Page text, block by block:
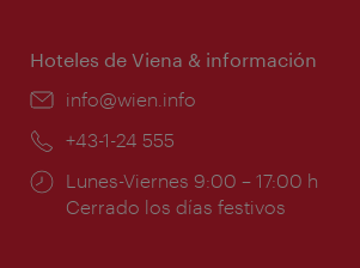
Hoteles de Viena & información
e-
info@wien.info
Teléfono:
+43-1-24 555
Horarios
de
Lunes-Viernes 9:00 – 17:00 h
Cerrado los días festivos